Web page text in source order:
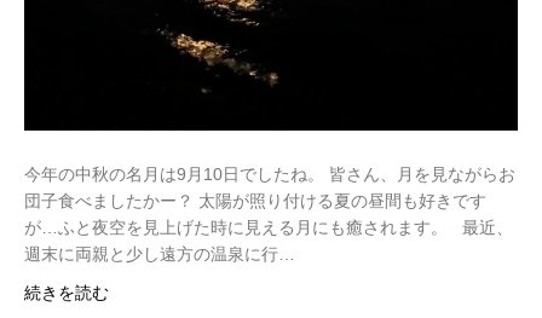
今年の中秋の名月は9月10日でしたね。 皆さん、月を見ながらお
団子食べましたかー？ 太陽が照り付ける夏の昼間も好きです
が…ふと夜空を見上げた時に見える月にも癒されます。 最近、
週末に両親と少し遠方の温泉に行…
続きを読む